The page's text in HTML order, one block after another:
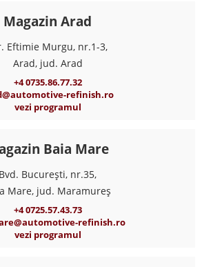
Magazin Arad
Eftimie Murgu, nr.1-3,
Arad, jud. Arad
+4 0735.86.77.32
refinish.ro
vezi programul
Baia Mare
Bvd. București, nr.35,
Mare, jud. Maramureș
+4 0725.57.43.73
refinish.ro
vezi programul